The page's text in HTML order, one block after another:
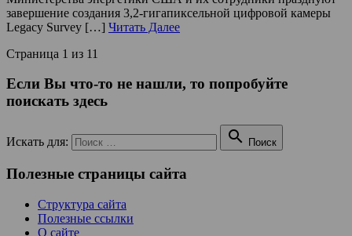
завершение создания 3,2-гигапиксельной цифровой камеры
Legacy Survey […] Читать Далее
Страница 1 из 11
Если Вы что-то не нашли, то попробуйте
поискать здесь
Искать для:  Поиск
Полезные страницы сайта
Структура сайта
Полезные ссылки
О сайте